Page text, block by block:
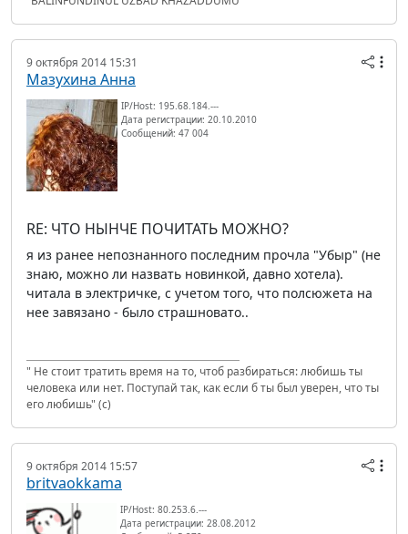
9 октября 2014 15:31
Мазухина Анна
IP/Host: 195.68.184.---
Дата регистрации: 20.10.2010
Сообщений: 47 004
RE: ЧТО НЫНЧЕ ПОЧИТАТЬ МОЖНО?
я из ранее непознанного последним прочла "Убыр" (не
знаю, можно ли назвать новинкой, давно хотела).
читала в электричке, с учетом того, что полсюжета на
нее завязано - было страшновато..
" Не стоит тратить время на то, чтоб разбираться: любишь ты
человека или нет. Поступай так, как если б ты был уверен, что ты
его любишь" (с)
9 октября 2014 15:57
britvaokkama
IP/Host: 80.253.6.---
Дата регистрации: 28.08.2012